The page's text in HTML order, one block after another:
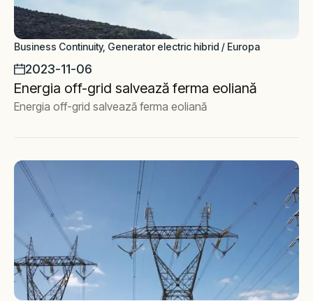
Business Continuity, Generator electric hibrid / Europa
2023-11-06
Energia off-grid salvează ferma eoliană
Energia off-grid salvează ferma eoliană